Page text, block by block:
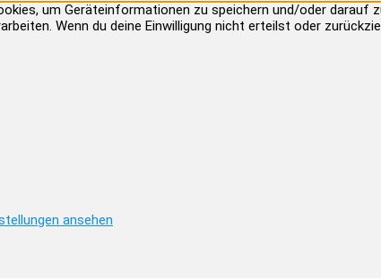
um Geräteinformationen zu speichern und/oder
Wenn du deine Einwilligung nicht erteilst oder
ansehen